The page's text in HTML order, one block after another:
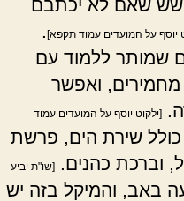
שאם לא יכתבם
יוסף על המועדים עמוד תקפא]
שמותר ללמוד עם
מחמירים, ואפשר
[ילקוט יוסף על המועדים עמוד
שירת הים, פרשת
וברכת כהנים.
[שו"ת יביע
באב, והמיקל בזה יש